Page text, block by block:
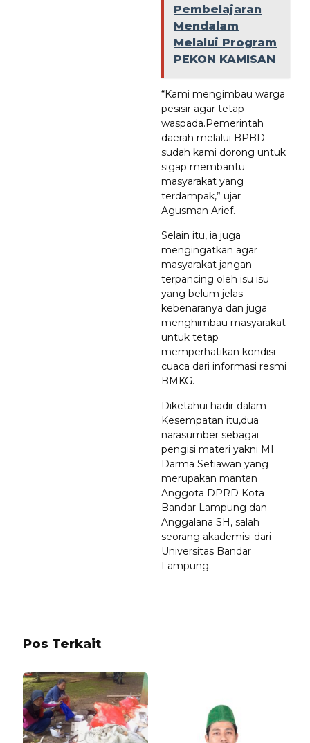
Pembelajaran
Mendalam
Melalui Program
PEKON KAMISAN
“Kami mengimbau warga
pesisir agar tetap
waspada.Pemerintah
daerah melalui BPBD
sudah kami dorong untuk
sigap membantu
masyarakat yang
terdampak,” ujar
Agusman Arief.
Selain itu, ia juga
mengingatkan agar
masyarakat jangan
terpancing oleh isu isu
yang belum jelas
kebenaranya dan juga
menghimbau masyarakat
untuk tetap
memperhatikan kondisi
cuaca dari informasi resmi
BMKG.
Diketahui hadir dalam
Kesempatan itu,dua
narasumber sebagai
pengisi materi yakni MI
Darma Setiawan yang
merupakan mantan
Anggota DPRD Kota
Bandar Lampung dan
Anggalana SH, salah
seorang akademisi dari
Universitas Bandar
Lampung.
Pos Terkait